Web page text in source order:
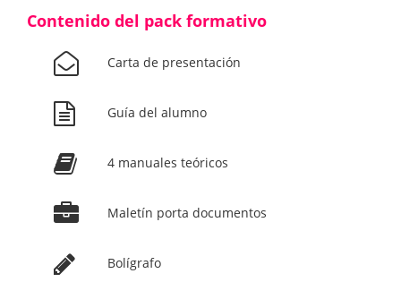
Contenido del pack formativo
Carta de presentación
Guía del alumno
4 manuales teóricos
Maletín porta documentos
Bolígrafo